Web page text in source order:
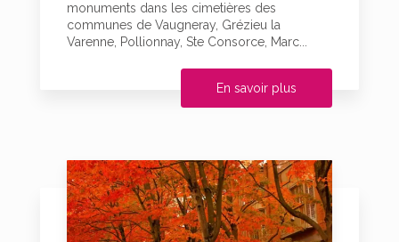
monuments dans les cimetières des
communes de Vaugneray, Grézieu la
Varenne, Pollionnay, Ste Consorce, Marc...
En savoir plus